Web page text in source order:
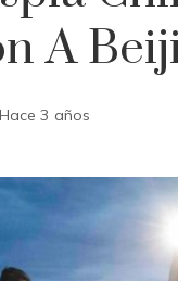
A
Hace 3 años